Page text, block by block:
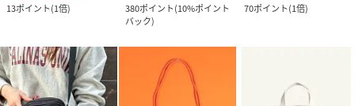
13ポイント(1倍)
380ポイント(10%ポイント
バック)
70ポイント(1倍)